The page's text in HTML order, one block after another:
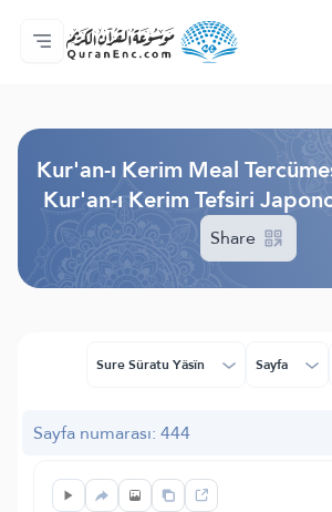
Anasayfa
Mealler Fihristi
Audio
Geliştirici Hizmetleri - API
Proje Hakkında
Biz bilen hab
Geçerli dil
Kur'an-ı Kerim Meal
Kur'an-ı Kerim Tefsiri
Share
Sure Sûratu Yâsîn Sayfa
Sayfa numarası: 444